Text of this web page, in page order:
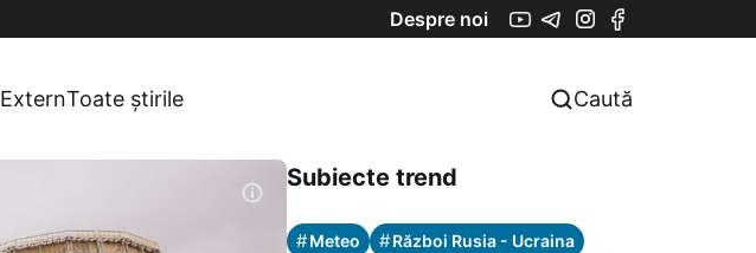
Despre noi
ExternToate știrile Caută
Subiecte trend
#Meteo #Război Rusia - Ucraina